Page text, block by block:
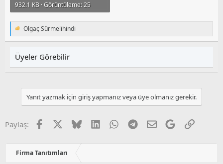
932.1 KB · Görüntüleme: 25
T
e
k
l
Olgaç Sürmelihindi
Üyeler Görebilir
Yanıt yazmak için giriş yapmanız veya üye olmanız gerekir.
Paylaş: Facebook BlueskyLinkedInWhatsApp
Telegram
E-postaGoogleLink
Firma Tanıtımları